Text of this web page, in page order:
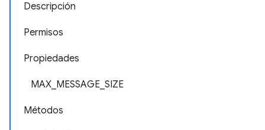
Descripción
Permisos
Propiedades
MAX_MESSAGE_SIZE
Métodos